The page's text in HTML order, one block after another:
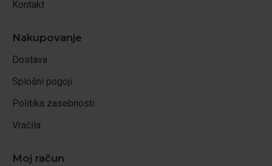
Kontakt
Nakupovanje
Dostava
Splošni pogoji
Politika zasebnosti
Vračila
Moj račun